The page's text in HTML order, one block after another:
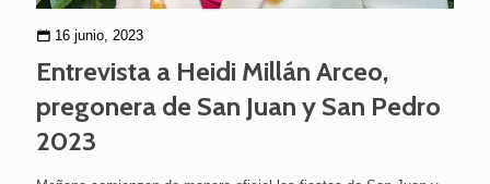
16 junio, 2023
Entrevista a Heidi Millán Arceo,
pregonera de San Juan y San Pedro
2023